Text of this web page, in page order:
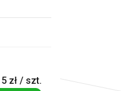
zł / szt.